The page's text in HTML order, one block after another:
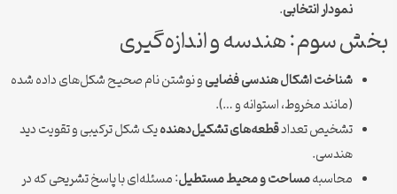
نمودار انتخابی.
بخش سوم: هندسه و اندازه‌گیری
شناخت اشکال هندسی فضاییو نوشتن نام صحیح شکل‌های داده شده
(مانند مخروط، استوانه و …).
تشخیص تعدادقطعه‌های تشکیل‌دهندهیک شکل ترکیبی و تقویت دید
هندسی.
محاسبهمساحت و محیط مستطیل: مسئله‌ای با پاسخ تشریحی که در